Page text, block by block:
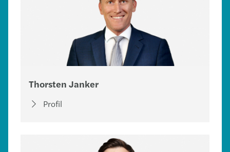
Thorsten Janker
Profil